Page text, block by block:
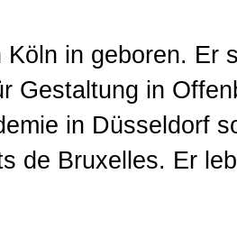
Köln in geboren. Er
Gestaltung in
in Düsseldorf
de Bruxelles. Er